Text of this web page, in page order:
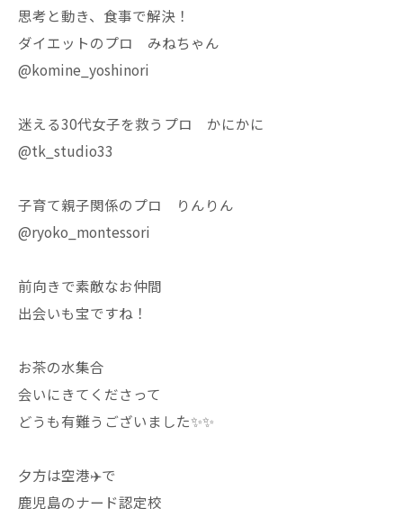
思考と動き、食事で解決！
ダイエットのプロ みねちゃん
@komine_yoshinori
迷える30代女子を救うプロ かにかに
@tk_studio33
子育て親子関係のプロ りんりん
@ryoko_montessori
前向きで素敵なお仲間
出会いも宝ですね！
お茶の水集合
会いにきてくださって
どうも有難うございました✨✨
夕方は空港✈️で
鹿児島のナード認定校